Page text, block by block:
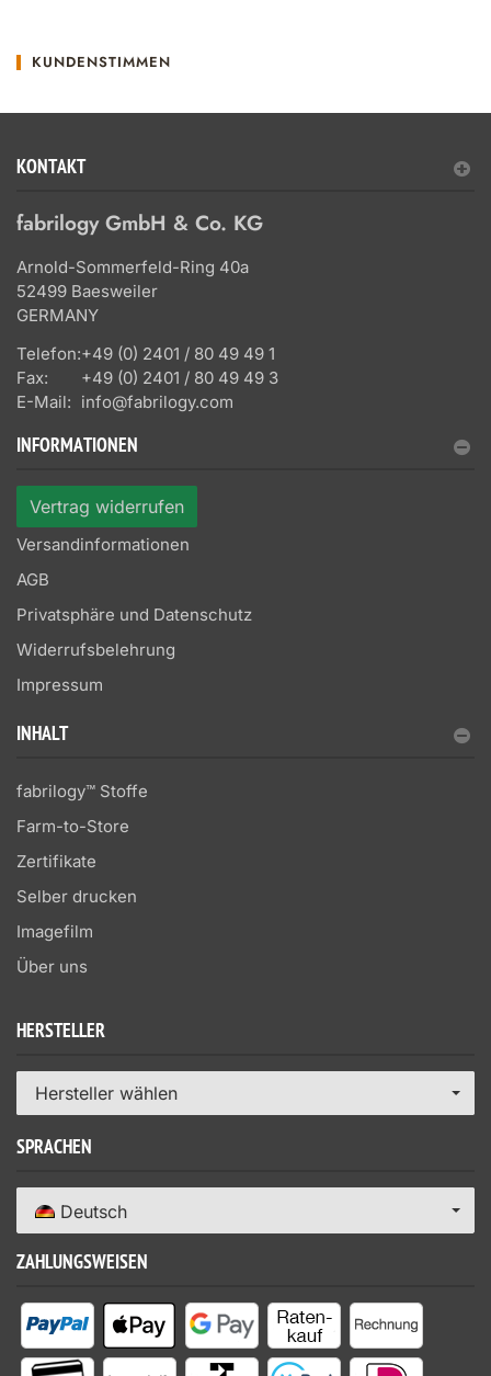
KUNDENSTIMMEN
KONTAKT
fabrilogy GmbH & Co. KG
Arnold-Sommerfeld-Ring 40a
52499 Baesweiler
GERMANY
Telefon:+49 (0) 2401 / 80 49 49 1
Fax:
+49 (0) 2401 / 80 49 49 3
E-Mail: info@fabrilogy.com
INFORMATIONEN
Vertrag widerrufen
Versandinformationen
AGB
Privatsphäre und Datenschutz
Widerrufsbelehrung
Impressum
INHALT
fabrilogy™ Stoffe
Farm-to-Store
Zertifikate
Selber drucken
Imagefilm
Über uns
HERSTELLER
Hersteller wählen
SPRACHEN
Deutsch
ZAHLUNGSWEISEN